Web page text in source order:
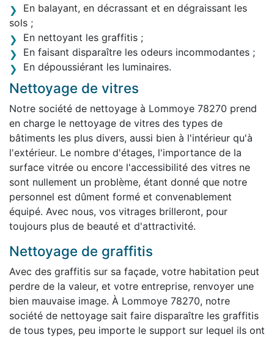
En balayant, en décrassant et en dégraissant les
sols ;
En nettoyant les graffitis ;
En faisant disparaître les odeurs incommodantes ;
En dépoussiérant les luminaires.
Nettoyage de vitres
Notre société de nettoyage à Lommoye 78270 prend
en charge le nettoyage de vitres des types de
bâtiments les plus divers, aussi bien à l'intérieur qu'à
l'extérieur. Le nombre d'étages, l'importance de la
surface vitrée ou encore l'accessibilité des vitres ne
sont nullement un problème, étant donné que notre
personnel est dûment formé et convenablement
équipé. Avec nous, vos vitrages brilleront, pour
toujours plus de beauté et d'attractivité.
Nettoyage de graffitis
Avec des graffitis sur sa façade, votre habitation peut
perdre de la valeur, et votre entreprise, renvoyer une
bien mauvaise image. À Lommoye 78270, notre
société de nettoyage sait faire disparaître les graffitis
de tous types, peu importe le support sur lequel ils ont